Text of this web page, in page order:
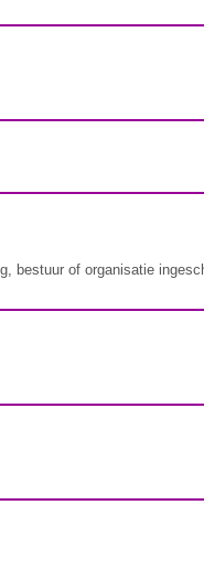
bestuur of organisatie